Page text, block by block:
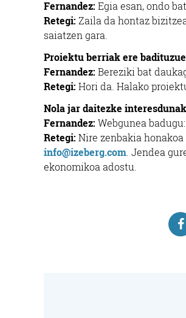
Fernandez: Egia esan, ondo
Retegi: Zaila da hontaz
saiatzen gara.
Proiektu berriak ere
Fernandez: Bereziki bat
Retegi: Hori da. Halako
Nola jar daitezke
Fernandez: Webgunea badugu:
Retegi: Nire zenbakia
info@izeberg.com . Jendea
ekonomikoa adostu.